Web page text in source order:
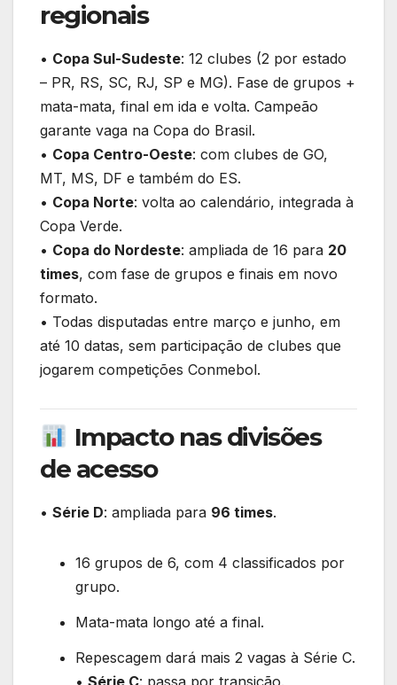
regionais
• Copa Sul-Sudeste: 12 clubes (2 por estado
– PR, RS, SC, RJ, SP e MG). Fase de grupos +
mata-mata, final em ida e volta. Campeão
garante vaga na Copa do Brasil.
• Copa Centro-Oeste: com clubes de GO,
MT, MS, DF e também do ES.
• Copa Norte: volta ao calendário, integrada à
Copa Verde.
• Copa do Nordeste: ampliada de 16 para 20
times, com fase de grupos e finais em novo
formato.
• Todas disputadas entre março e junho, em
até 10 datas, sem participação de clubes que
jogarem competições Conmebol.
Impacto nas divisões
de acesso
• Série D: ampliada para 96 times.
16 grupos de 6, com 4 classificados por
grupo.
Mata-mata longo até a final.
Repescagem dará mais 2 vagas à Série C.
• Série C: passa por transição.